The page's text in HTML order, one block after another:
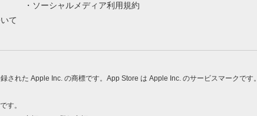
て
ソーシャルメディア利用規約
れた Apple Inc. の商標です。App Store は Apple Inc. のサービスマークです。
す。